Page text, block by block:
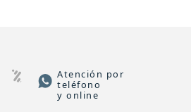
Atención por
teléfono
y online